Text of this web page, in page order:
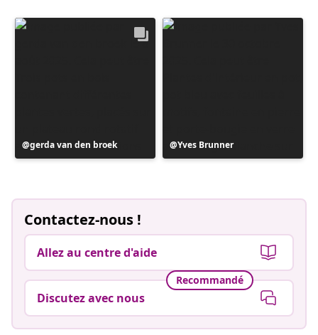
Publication
publiée
gerda van den broek
Publication
publiée
Yves Brunner
Contactez-nous !
Allez au centre d'aide
Recommandé
Discutez avec nous